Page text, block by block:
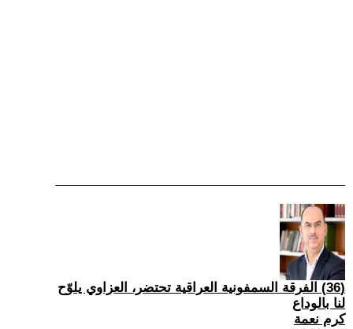
(36) الفرقة السمفونية العراقية تحتضر، العزاوي يلوّح
لنا بالوداع
كرم نعمة